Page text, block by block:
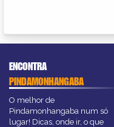
ENCONTRA
PINDAMONHANGABA
O melhor de
Pindamonhangaba num só
lugar! Dicas, onde ir, o que